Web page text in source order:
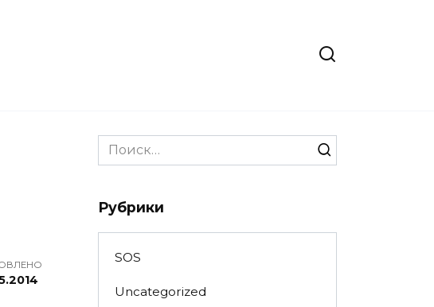
Search
for:
Рубрики
SOS
Uncategorized